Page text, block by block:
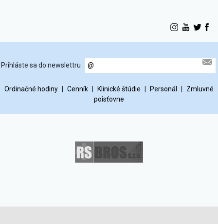
Prihláste sa do newslettru :
Ordinačné hodiny Cenník Klinické štúdie Personál
Zmluvné
poisťovne